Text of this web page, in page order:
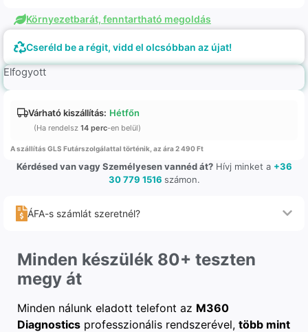
Környezetbarát, fenntartható megoldás
Cseréld be a régit, vidd el olcsóbban az újat!
Elfogyott
Várható kiszállítás: Hétfőn
(Ha rendelsz 14 perc-en belül)
A szállítás GLS Futárszolgálattal történik, az ára 2 490 Ft
Kérdésed van vagy Személyesen vannéd át?Hívj minket a +36
30 779 1516 számon.
ÁFA-s számlát szeretnél?
Minden készülék 80+ teszten
megy át
Minden nálunk eladott telefont az M360
Diagnostics professzionális rendszerével, több mint